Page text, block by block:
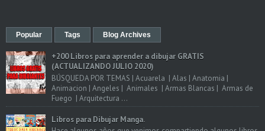
Popular Tags Blog Archives
+200 Libros para aprender a dibujar GRATIS
(ACTUALIZANDO JULIO 2020)
BÚSQUEDA POR TEMAS | Acuarela | Alas | Anatomia |
Animacion | Angeles | Animales | Armas Blancas | Armas de
Fuego | Arquitectura ...
Libros para Dibujar Manga.